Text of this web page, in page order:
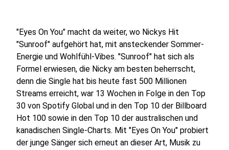
"Eyes On You" macht da weiter, wo Nickys Hit
"Sunroof" aufgehört hat, mit ansteckender Sommer-
Energie und Wohlfühl-Vibes. "Sunroof" hat sich als
Formel erwiesen, die Nicky am besten beherrscht,
denn die Single hat bis heute fast 500 Millionen
Streams erreicht, war 13 Wochen in Folge in den Top
30 von Spotify Global und in den Top 10 der Billboard
Hot 100 sowie in den Top 10 der australischen und
kanadischen Single-Charts. Mit "Eyes On You" probiert
der junge Sänger sich erneut an dieser Art, Musik zu